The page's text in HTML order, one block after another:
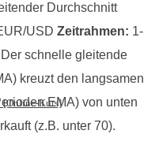
[Online-Kurs]
Durchschnitt
USD Zeitrahmen: 1-
schnelle gleitende
kreuzt den langsamen
EMA) von unten
(z.B. unter 70).